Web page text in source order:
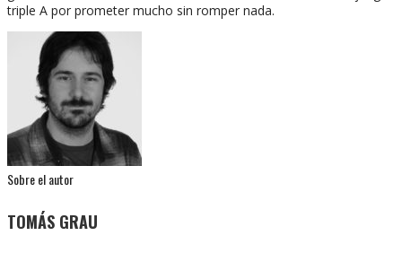
triple A por prometer mucho sin romper nada.
Sobre el autor
TOMÁS GRAU